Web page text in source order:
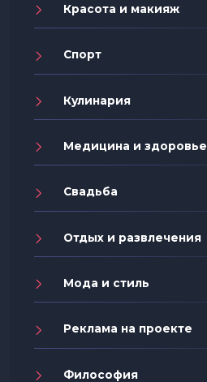
Красота и макияж
Спорт
Кулинария
Медицина и здоровье
Свадьба
Отдых и развлечения
Мода и стиль
Реклама на проекте
Философия